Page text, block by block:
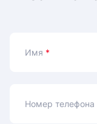
Имя *
Номер телефона